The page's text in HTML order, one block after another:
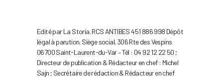
Edité par La Storia. RCS ANTIBES 451 886 998 Dépôt
légal à parution. Siège social, 306 Rte des Vespins
06700 Saint-Laurent-du-Var – Tél : 04 92 12 22 50 ;
Directeur de publication & Rédacteur en chef : Michel
Sajn ; Secrétaire de rédaction & Rédacteur en chef